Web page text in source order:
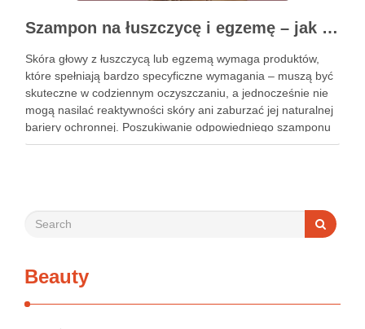
Szampon na łuszczycę i egzemę – jak świadomie dobierać produkty przy wrażliwej skórze głowy?
Skóra głowy z łuszczycą lub egzemą wymaga produktów,
które spełniają bardzo specyficzne wymagania – muszą być
skuteczne w codziennym oczyszczaniu, a jednocześnie nie
mogą nasilać reaktywności skóry ani zaburzać jej naturalnej
bariery ochronnej. Poszukiwanie odpowiedniego szamponu
bywa dla wielu pacjentów procesem długim i frustrującym, bo
Beauty